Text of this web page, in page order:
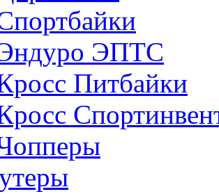
ЭПТС
Питбайки